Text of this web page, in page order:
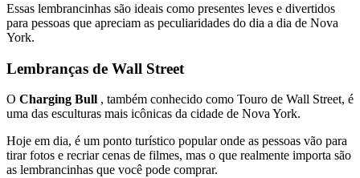
Essas lembrancinhas são ideais como presentes leves e divertidos
para pessoas que apreciam as peculiaridades do dia a dia de Nova
York.
Lembranças de Wall Street
O Charging Bull , também conhecido como Touro de Wall Street, é
uma das esculturas mais icônicas da cidade de Nova York.
Hoje em dia, é um ponto turístico popular onde as pessoas vão para
tirar fotos e recriar cenas de filmes, mas o que realmente importa são
as lembrancinhas que você pode comprar.